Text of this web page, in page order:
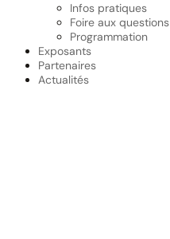
Infos pratiques
Foire aux questions
Programmation
Exposants
Partenaires
Actualités